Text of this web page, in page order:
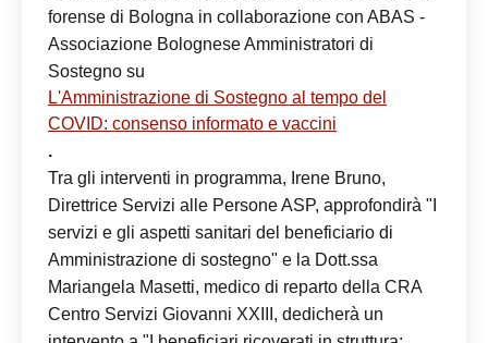
forense di Bologna in collaborazione con ABAS -
Associazione Bolognese Amministratori di
Sostegno su
L'Amministrazione di Sostegno al tempo del
COVID: consenso informato e vaccini
.
Tra gli interventi in programma, Irene Bruno,
Direttrice Servizi alle Persone ASP, approfondirà "I
servizi e gli aspetti sanitari del beneficiario di
Amministrazione di sostegno" e la Dott.ssa
Mariangela Masetti, medico di reparto della CRA
Centro Servizi Giovanni XXIII, dedicherà un